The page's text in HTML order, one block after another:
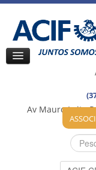
Av Mauro Leite